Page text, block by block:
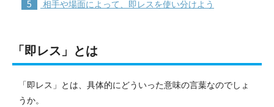
5 相手や場面によって、即レスを使い分けよう
「即レス」とは
「即レス」とは、具体的にどういった意味の言葉なのでしょ
うか。